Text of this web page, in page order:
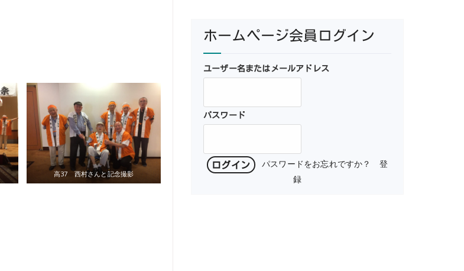
高37 西村さんと記念撮影
ホームページ会員ログイン
ユーザー名またはメールアドレス
パスワード
パスワードをお忘れですか？
登
録